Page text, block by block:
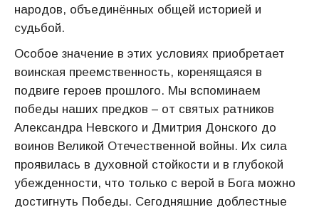
народов, объединённых общей историей и
судьбой.
Особое значение в этих условиях приобретает
воинская преемственность, коренящаяся в
подвиге героев прошлого. Мы вспоминаем
победы наших предков – от святых ратников
Александра Невского и Дмитрия Донского до
воинов Великой Отечественной войны. Их сила
проявилась в духовной стойкости и в глубокой
убежденности, что только с верой в Бога можно
достигнуть Победы. Сегодняшние доблестные